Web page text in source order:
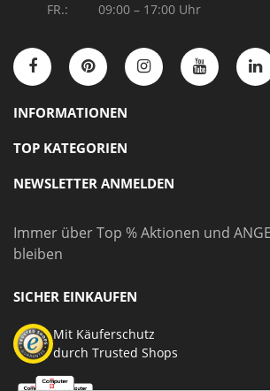
FR.:
09:00 – 17:00 Uhr
INFORMATIONEN
TOP KATEGORIEN
NEWSLETTER ANMELDEN
Immer über Top % Aktionen und
bleiben
SICHER EINKAUFEN
Mit Käuferschutz
durch Trusted Shops